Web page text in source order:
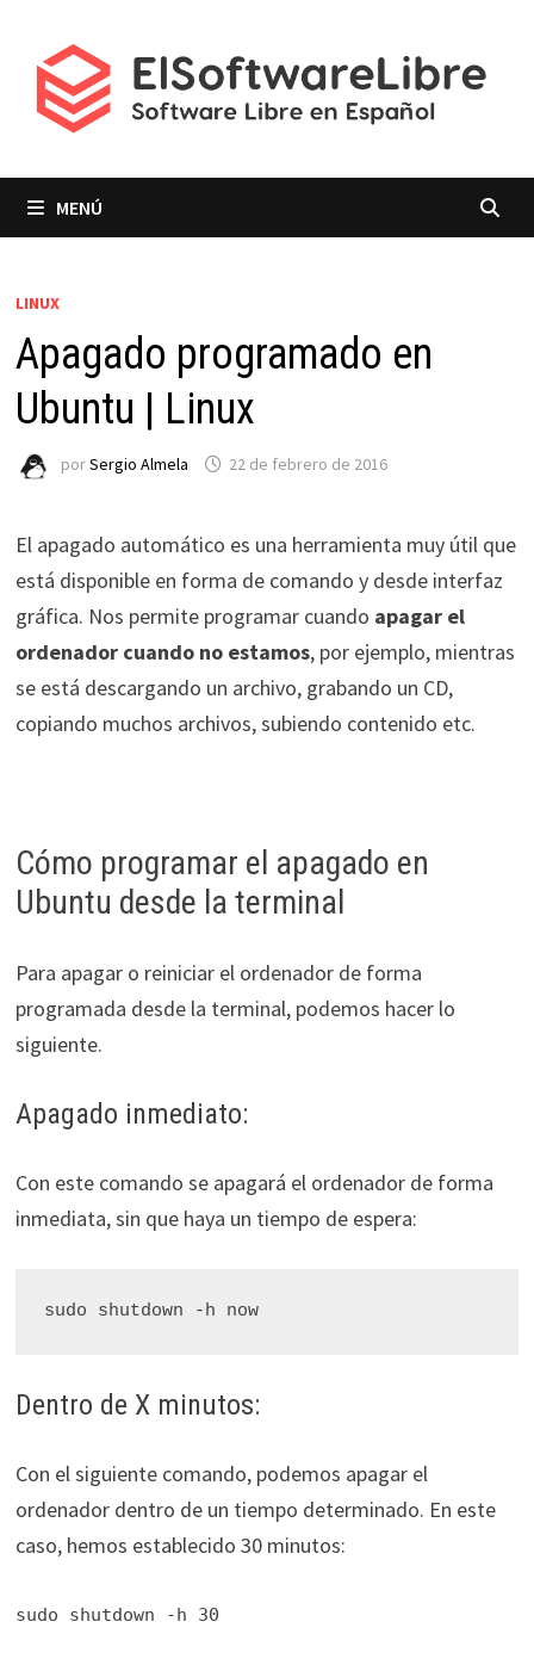
contenido
MENÚ
LINUX
Apagado programado en
Ubuntu | Linux
porSergio Almela 22 de febrero de 2016
El apagado automático es una herramienta muy útil que
está disponible en forma de comando y desde interfaz
gráfica. Nos permite programar cuando apagar el
ordenador cuando no estamos, por ejemplo, mientras
se está descargando un archivo, grabando un CD,
copiando muchos archivos, subiendo contenido etc.
Cómo programar el apagado en
Ubuntu desde la terminal
Para apagar o reiniciar el ordenador de forma
programada desde la terminal, podemos hacer lo
siguiente.
Apagado inmediato:
Con este comando se apagará el ordenador de forma
inmediata, sin que haya un tiempo de espera:
sudo shutdown -h now
Dentro de X minutos:
Con el siguiente comando, podemos apagar el
ordenador dentro de un tiempo determinado. En este
caso, hemos establecido 30 minutos:
sudo shutdown -h 30